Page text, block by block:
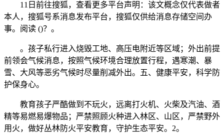
11日前往搜狐，查看更多平台声明：该文概念仅代表做者
本人，搜狐号系消息发布平台，搜狐仅供给消息存储空间办
事。阅读 ()？。
。孩子私行进入烧毁工地、高压电附近等区域；外出前提
前领会气候消息，按照气候环境合理放置行程，遇寒潮、暴
雪、大风等恶劣气候时尽量削减外出。五、健康平安，科学防
护保身心。
教育孩子严酷做到不玩火，远离打火机、火柴及汽油、酒
精等易燃易爆物品；严禁照顾火种进入林区、山区，严禁野外
用火，做好丛林防火平安教育，守护生态平安。2。